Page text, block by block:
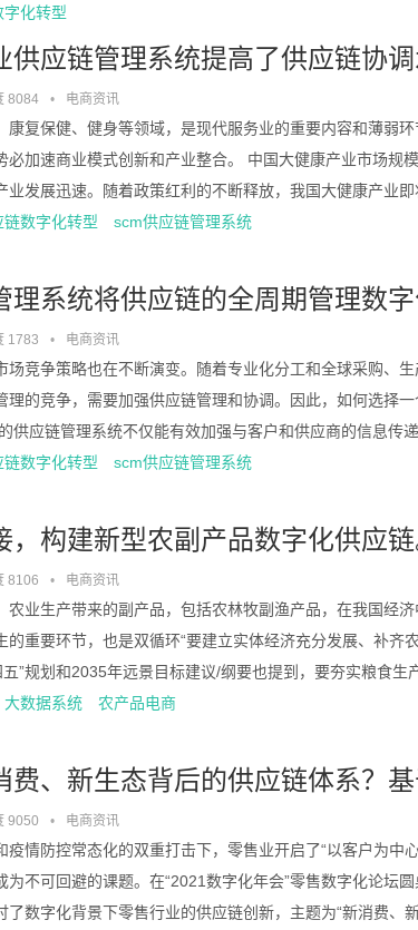
化转型
供应链管理系统提高了供应链协
8084 • 电商资讯
康复保健、健身等领域，是现代服务业的重要内容和薄弱
必加速商业模式创新和产业整合。 中国大健康产业市场规
业发展迅速。随着政策红利的不断释放，我国大健康产业即
链数字化转型 scm供应链管理系统
理系统将供应链的全周期管理数
1783 • 电商资讯
场竞争策略也在不断演变。随着专业化分工和全球采购、
理的竞争，需要加强供应链管理和协调。因此，如何选择
供应链管理系统不仅能有效加强与客户和供应商的信息传
链数字化转型 scm供应链管理系统
，构建新型农副产品数字化供应链
8106 • 电商资讯
农业生产带来的副产品，包括农林牧副渔产品，在我国经
的重要环节，也是双循环“要建立实体经济充分发展、补齐
”规划和2035年远景目标建议/纲要也提到，要夯实粮食生
大数据系统 农产品电商
费、新生态背后的供应链体系？
9050 • 电商资讯
疫情防控常态化的双重打击下，零售业开启了“以客户为中
为不可回避的课题。在“2021数字化年会”零售数字化论坛
数字化背景下零售行业的供应链创新，主题为“新消费、